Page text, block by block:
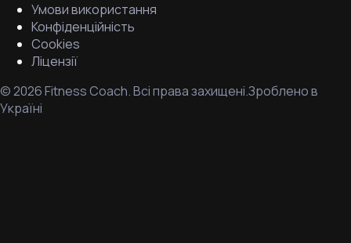
Умови використання
Конфіденційність
Cookies
Ліцензії
©2026Fitness Coach.Всі права захищені.Зроблено в
Україні